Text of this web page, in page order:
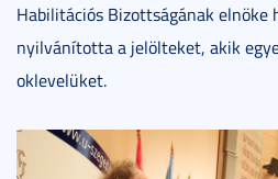
Habilitációs Bizottságának
nyilvánította a jelölteket, akik
oklevelüket.